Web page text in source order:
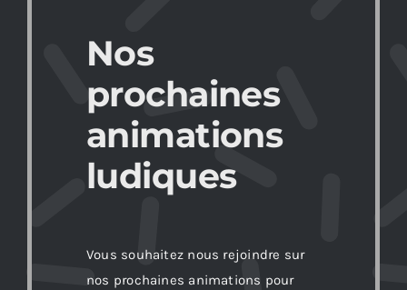
Nos
prochaines
animations
ludiques
Vous souhaitez nous rejoindre sur
nos prochaines animations pour